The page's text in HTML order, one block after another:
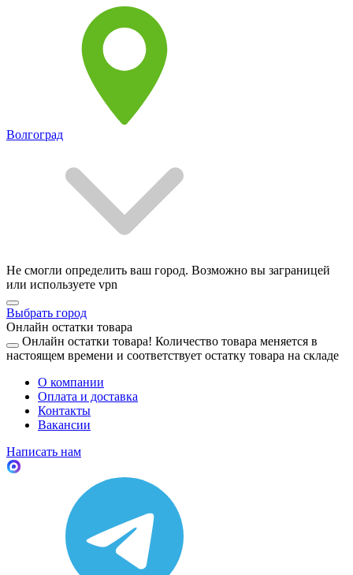
Волгоград
Не смогли определить ваш город. Возможно вы заграницей
или используете vpn
Выбрать город
Онлайн остатки товара
Онлайн остатки товара! Количество товара меняется в
настоящем времени и соответствует остатку товара на складе
О компании
Оплата и доставка
Контакты
Вакансии
Написать нам